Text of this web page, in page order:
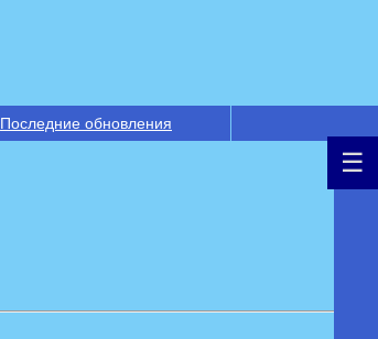
Последние обновления